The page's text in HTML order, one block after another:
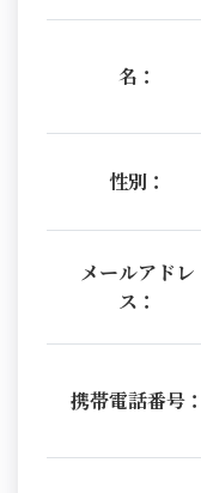
名：
性別：
メールアドレ
ス：
携帯電話番号：